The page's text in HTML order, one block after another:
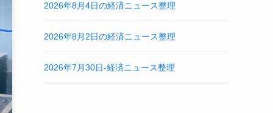
2026年8月4日の経済ニュース整理
2026年8月2日の経済ニュース整理
2026年7月30日-経済ニュース整理